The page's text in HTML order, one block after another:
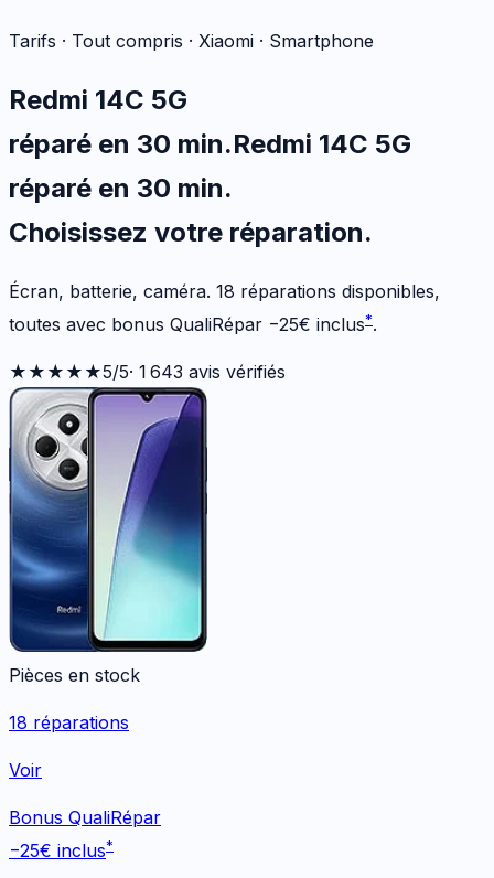
Tarifs · Tout compris · Xiaomi · Smartphone
Redmi 14C 5G
réparé en 30 min.Redmi 14C 5G
réparé en 30 min.
Choisissez votre réparation.
Écran, batterie, caméra. 18 réparations disponibles,
toutes avec bonus QualiRépar −25€ inclus*.
★★★★★5/5· 1 643 avis vérifiés
Pièces en stock
18 réparations
Voir
Bonus QualiRépar
−25€ inclus*